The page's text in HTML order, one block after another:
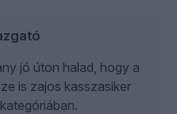
jó úton halad, hogy a
is zajos kasszasiker